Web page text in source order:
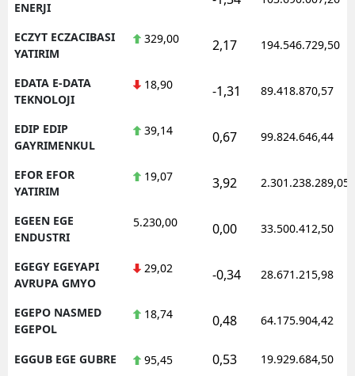
ENERJI
ECZYT ECZACIBASI
YATIRIM
329,00 2,17 194.546.729,50
EDATA E-DATA
TEKNOLOJI
18,90 -1,31 89.418.870,57
EDIP EDIP
GAYRIMENKUL
39,14 0,67 99.824.646,44
EFOR EFOR
YATIRIM
19,07 3,92 2.301.238.289,05
EGEEN EGE
ENDUSTRI
5.230,00 0,00 33.500.412,50
EGEGY EGEYAPI
AVRUPA GMYO
29,02 -0,34 28.671.215,98
EGEPO NASMED
EGEPOL
18,74 0,48 64.175.904,42
EGGUB EGE GUBRE 95,45 0,53 19.929.684,50